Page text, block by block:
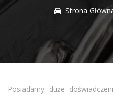
Strona
Posiadamy duże